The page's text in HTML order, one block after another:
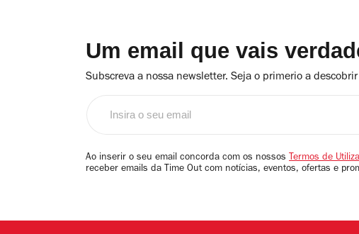
Um email que vais
Subscreva a nossa newsletter. Seja o primerio a
email
Ao inserir o seu email concorda com os nossos Termos de
receber emails da Time Out com notícias, eventos, ofertas e